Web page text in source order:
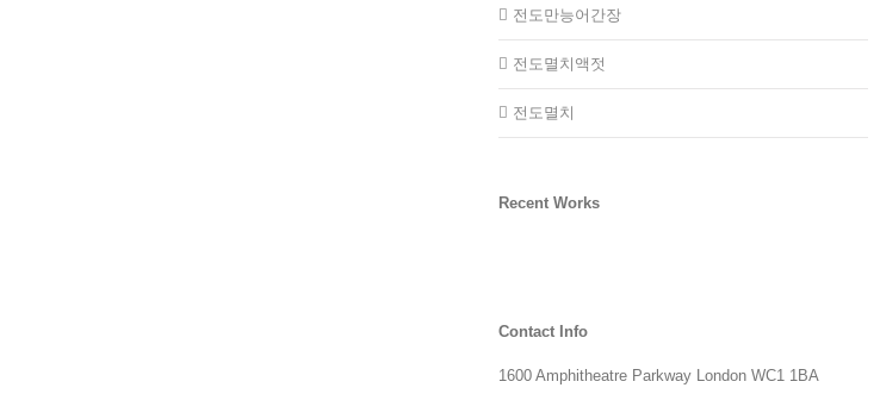
전도만능어간장
전도멸치액젓
전도멸치
Recent Works
Contact Info
1600 Amphitheatre Parkway London WC1 1BA